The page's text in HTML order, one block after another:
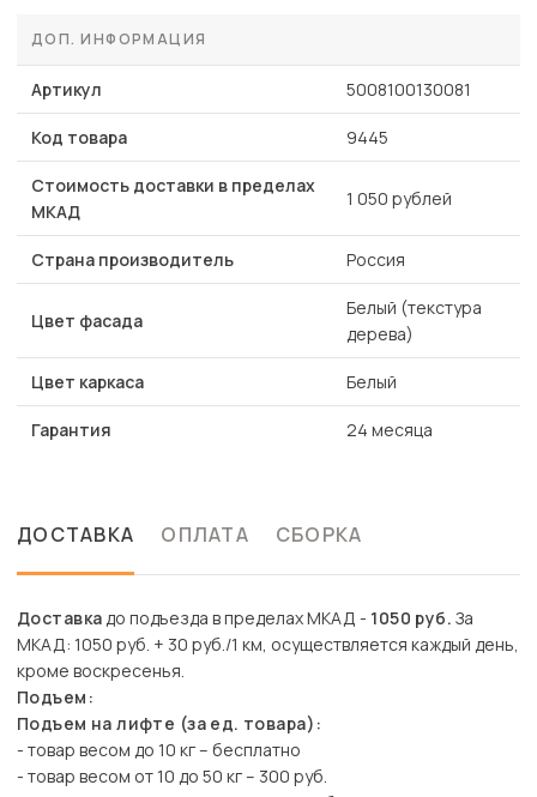
ДОП. ИНФОРМАЦИЯ
Артикул 5008100130081
Код товара 9445
Стоимость доставки в пределах
МКАД
1 050 рублей
Страна производитель Россия
Цвет фасада
Белый (текстура
дерева)
Цвет каркаса Белый
Гарантия 24 месяца
ДОСТАВКА ОПЛАТА СБОРКА
Доставкадо подъезда в пределах МКАД - 1050 руб. За
МКАД: 1050 руб. + 30 руб./1 км, осуществляется каждый день,
кроме воскресенья.
Подъем:
Подъем на лифте (за ед. товара):
- товар весом до 10 кг – бесплатно
- товар весом от 10 до 50 кг – 300 руб.